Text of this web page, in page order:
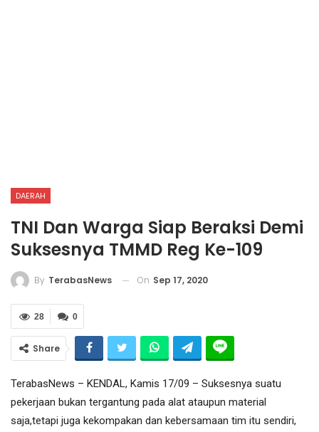
DAERAH
TNI Dan Warga Siap Beraksi Demi
Suksesnya TMMD Reg Ke-109
By TerabasNews On Sep 17, 2020
0
28
Share
TerabasNews – KENDAL, Kamis 17/09 – Suksesnya suatu
pekerjaan bukan tergantung pada alat ataupun material
saja,tetapi juga kekompakan dan kebersamaan tim itu sendiri,